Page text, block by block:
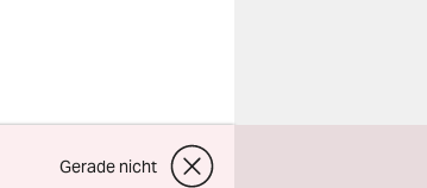
Gerade nicht